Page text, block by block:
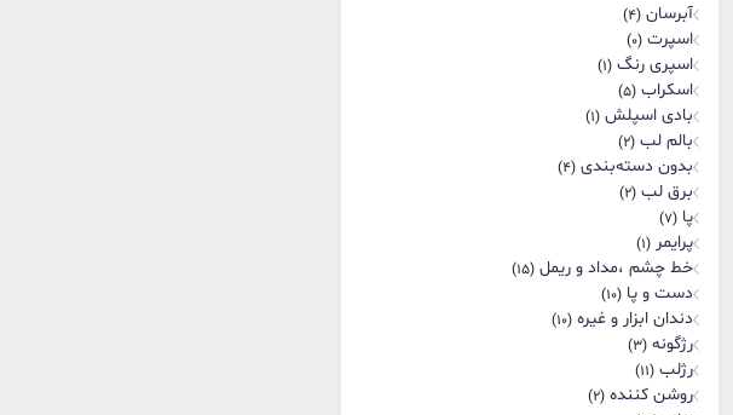
آبرسان (4)
اسپرت (0)
اسپری رنگ (1)
اسکراب (5)
بادی اسپلش (1)
بالم لب (2)
بدون دسته‌بندی (4)
برق لب (2)
پا (7)
پرایمر (1)
خط چشم ،مداد و ریمل (15)
دست و پا (10)
دندان ابزار و غیره (10)
رژگونه (3)
رژلب (11)
روشن کننده (2)